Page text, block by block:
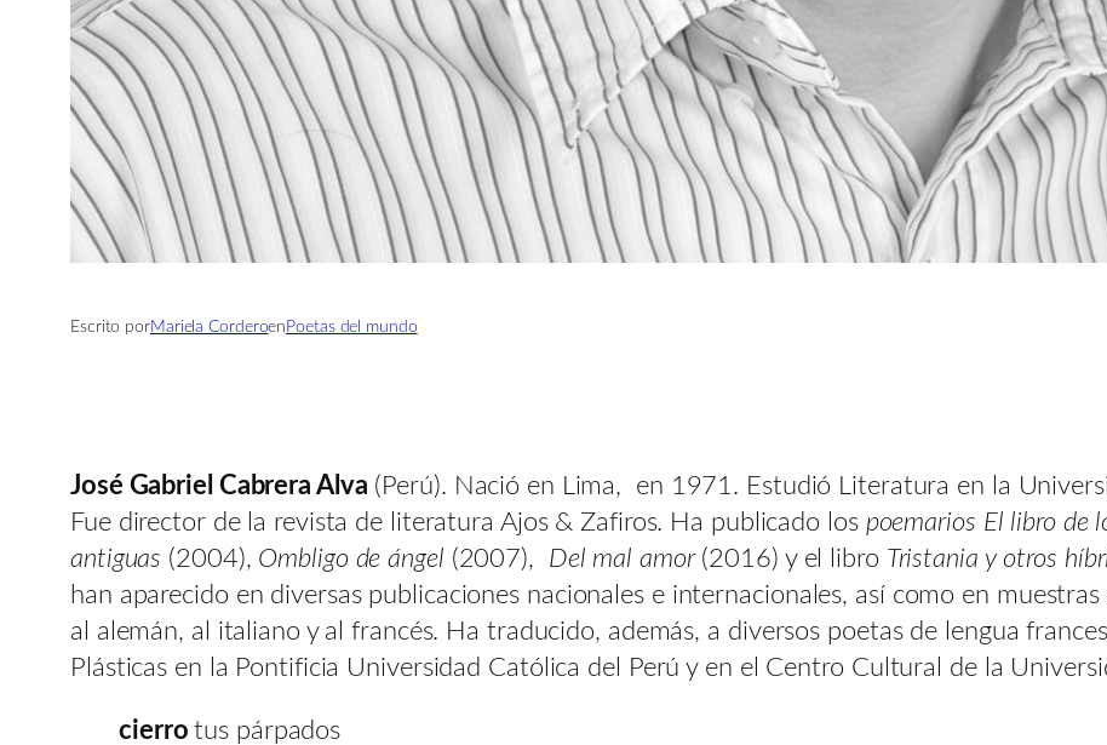
Escrito porMariela Corderoen Poetas del mundo
José Gabriel Cabrera Alva (Perú). Nació en Lima, en 1971. Estudió Literatura en la
Fue director de la revista de literatura Ajos & Zafiros. Ha publicado los poemarios El libro de
antiguas (2004), Ombligo de ángel (2007), Del mal amor(2016) y el libro Tristania y otros
han aparecido en diversas publicaciones nacionales e internacionales, así como en
al alemán, al italiano y al francés. Ha traducido, además, a diversos poetas de lengua
Plásticas en la Pontificia Universidad Católica del Perú y en el Centro Cultural de la
cierrotus párpados